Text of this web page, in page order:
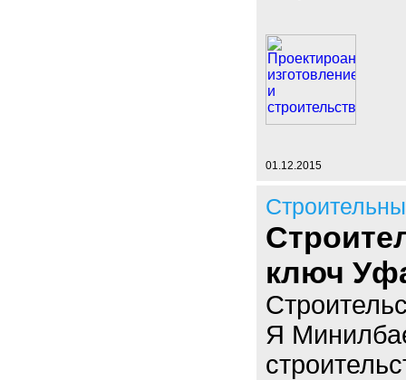
01.12.2015
ключ
Я